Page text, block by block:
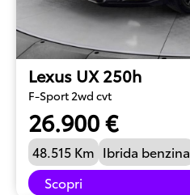
Lexus UX 250h
F-Sport 2wd cvt
26.900 €
48.515 Km Ibrida benzina
Scopri